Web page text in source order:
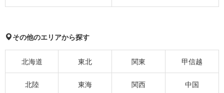
その他のエリアから探す
北海道 東北 関東 甲信越
北陸 東海 関西 中国